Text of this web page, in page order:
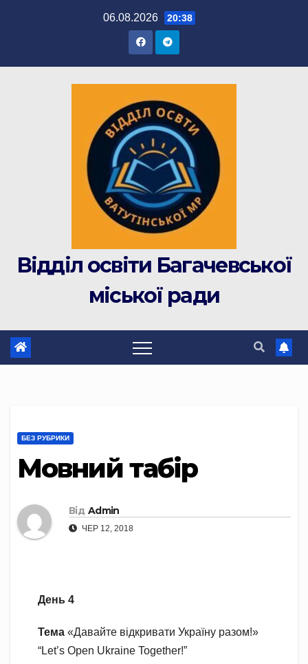
06.08.2026 20:38
Відділ освіти Багачевської
міської ради
БЕЗ РУБРИКИ
Мовний табір
Від Admin
ЧЕР 12, 2018
День 4
Тема «Давайте відкривати Україну разом!»
“Let’s Open Ukraine Together!”